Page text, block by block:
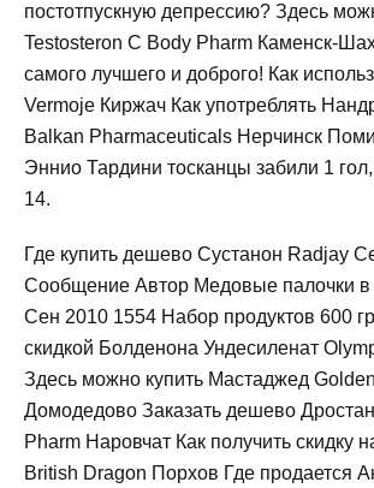
постотпускную депрессию? Здесь
Testosteron C Body Pharm Каменск-
самого лучшего и доброго! Как
Vermoje Киржач Как употреблять
Balkan Pharmaceuticals Нерчинск
Эннио Тардини тосканцы забили 1
14.
Где купить дешево Сустанон Radjay
Сообщение Автор Медовые палочки
Сен 2010 1554 Набор продуктов 600
скидкой Болденона Ундесиленат
Здесь можно купить Мастаджед
Домодедово Заказать дешево
Pharm Наровчат Как получить скидку
British Dragon Порхов Где продается